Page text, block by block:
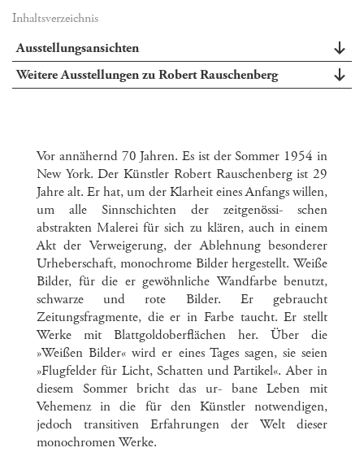
Inhaltsverzeichnis
Ausstellungsansichten
Weitere Ausstellungen zu Robert Rauschenberg
Vor annähernd 70 Jahren. Es ist der Sommer 1954 in
New York. Der Künstler Robert Rauschenberg ist 29
Jahre alt. Er hat, um der Klarheit eines Anfangs willen,
um alle Sinnschichten der zeitgenössi- schen
abstrakten Malerei für sich zu klären, auch in einem
Akt der Verweigerung, der Ablehnung besonderer
Urheberschaft, monochrome Bilder hergestellt. Weiße
Bilder, für die er gewöhnliche Wandfarbe benutzt,
schwarze und rote Bilder. Er gebraucht
Zeitungsfragmente, die er in Farbe taucht. Er stellt
Werke mit Blattgoldoberflächen her. Über die
»Weißen Bilder« wird er eines Tages sagen, sie seien
»Flugfelder für Licht, Schatten und Partikel«. Aber in
diesem Sommer bricht das ur- bane Leben mit
Vehemenz in die für den Künstler notwendigen,
jedoch transitiven Erfahrungen der Welt dieser
monochromen Werke.